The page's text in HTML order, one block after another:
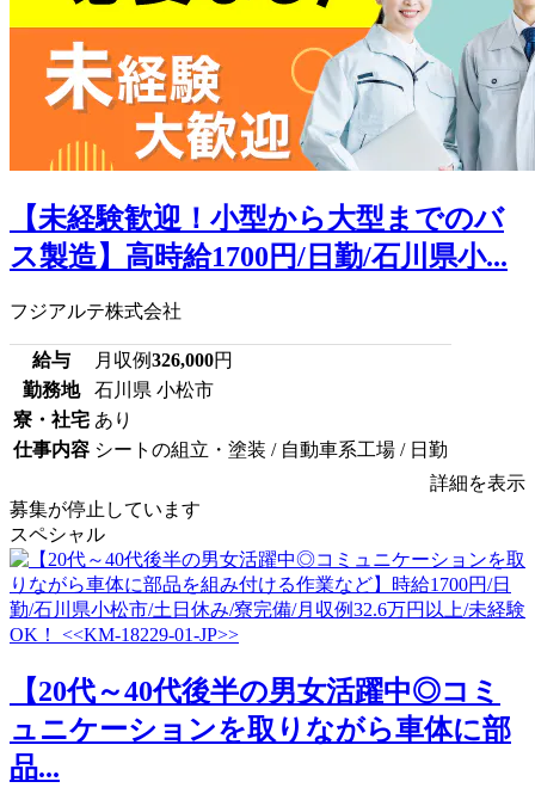
【未経験歓迎！小型から大型までのバ
ス製造】高時給1700円/日勤/石川県小...
フジアルテ株式会社
給与 月収例326,000円
勤務地
石川県 小松市
寮・社宅 あり
仕事内容 シートの組立・塗装 / 自動車系工場 / 日勤
詳細を表示
募集が停止しています
スペシャル
【20代～40代後半の男女活躍中◎コミ
ュニケーションを取りながら車体に部
品...